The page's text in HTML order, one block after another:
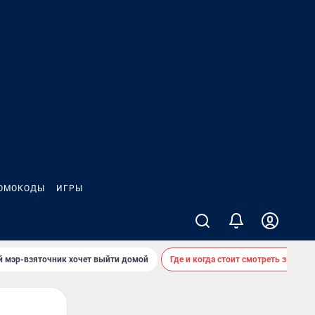
ИГРЫ
мэр-взяточник хочет выйти домой Где и когда стоит смотреть